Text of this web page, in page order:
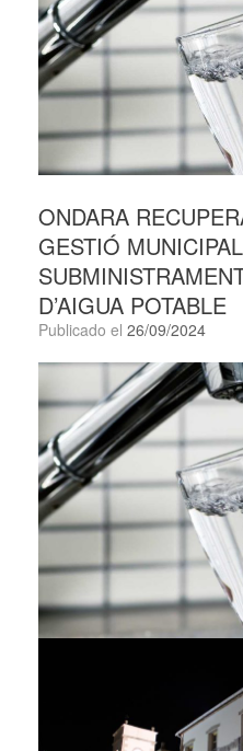
ONDARA
GESTIÓ
D’AIGUA POTABLE
Publicado el 26/09/2024